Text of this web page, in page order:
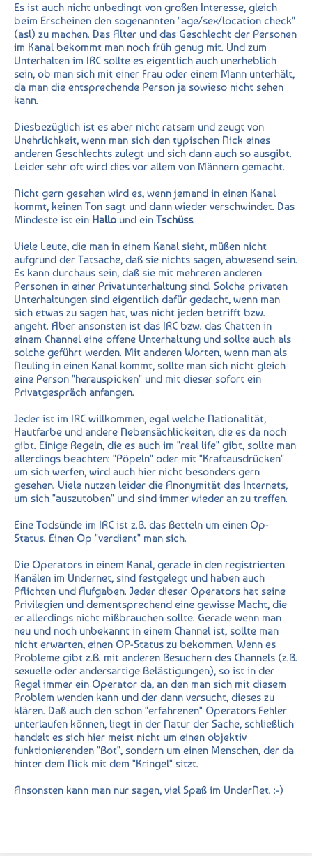
Es ist auch nicht unbedingt von großen Interesse, gleich
beim Erscheinen den sogenannten "age/sex/location check"
(asl) zu machen. Das Alter und das Geschlecht der Personen
im Kanal bekommt man noch früh genug mit. Und zum
Unterhalten im IRC sollte es eigentlich auch unerheblich
sein, ob man sich mit einer Frau oder einem Mann unterhält,
da man die entsprechende Person ja sowieso nicht sehen
kann.
Diesbezüglich ist es aber nicht ratsam und zeugt von
Unehrlichkeit, wenn man sich den typischen Nick eines
anderen Geschlechts zulegt und sich dann auch so ausgibt.
Leider sehr oft wird dies vor allem von Männern gemacht.
Nicht gern gesehen wird es, wenn jemand in einen Kanal
kommt, keinen Ton sagt und dann wieder verschwindet. Das
Mindeste ist ein Hallound ein Tschüss.
Viele Leute, die man in einem Kanal sieht, müßen nicht
aufgrund der Tatsache, daß sie nichts sagen, abwesend sein.
Es kann durchaus sein, daß sie mit mehreren anderen
Personen in einer Privatunterhaltung sind. Solche privaten
Unterhaltungen sind eigentlich dafür gedacht, wenn man
sich etwas zu sagen hat, was nicht jeden betrifft bzw.
angeht. Aber ansonsten ist das IRC bzw. das Chatten in
einem Channel eine offene Unterhaltung und sollte auch als
solche geführt werden. Mit anderen Worten, wenn man als
Neuling in einen Kanal kommt, sollte man sich nicht gleich
eine Person "herauspicken" und mit dieser sofort ein
Privatgespräch anfangen.
Jeder ist im IRC willkommen, egal welche Nationalität,
Hautfarbe und andere Nebensächlickeiten, die es da noch
gibt. Einige Regeln, die es auch im "real life" gibt, sollte man
allerdings beachten: "Pöpeln" oder mit "Kraftausdrücken"
um sich werfen, wird auch hier nicht besonders gern
gesehen. Viele nutzen leider die Anonymität des Internets,
um sich "auszutoben" und sind immer wieder an zu treffen.
Eine Todsünde im IRC ist z.B. das Betteln um einen Op-
Status. Einen Op "verdient" man sich.
Die Operators in einem Kanal, gerade in den registrierten
Kanälen im Undernet, sind festgelegt und haben auch
Pflichten und Aufgaben. Jeder dieser Operators hat seine
Privilegien und dementsprechend eine gewisse Macht, die
er allerdings nicht mißbrauchen sollte. Gerade wenn man
neu und noch unbekannt in einem Channel ist, sollte man
nicht erwarten, einen OP-Status zu bekommen. Wenn es
Probleme gibt z.B. mit anderen Besuchern des Channels (z.B.
sexuelle oder andersartige Belästigungen), so ist in der
Regel immer ein Operator da, an den man sich mit diesem
Problem wenden kann und der dann versucht, dieses zu
klären. Daß auch den schon "erfahrenen" Operators Fehler
unterlaufen können, liegt in der Natur der Sache, schließlich
handelt es sich hier meist nicht um einen objektiv
funktionierenden "Bot", sondern um einen Menschen, der da
hinter dem Nick mit dem "Kringel" sitzt.
Ansonsten kann man nur sagen, viel Spaß im UnderNet. :-)